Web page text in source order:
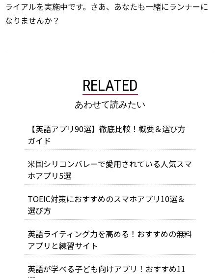
ライアルを実施中です。さあ、あなたも一緒にランナーに
なりませんか？
RELATED
あわせて読みたい
【英語アプリ90選】徹底比較！概要＆選び方
ガイド
米国シリコンバレーで愛用されている人気スマ
ホアプリ5選
TOEIC対策におすすめのスマホアプリ10選＆
選び方
英語ライティング力を高める！おすすめの無料
アプリと練習サイト
英語が学べる子ども向けアプリ！おすすめ11